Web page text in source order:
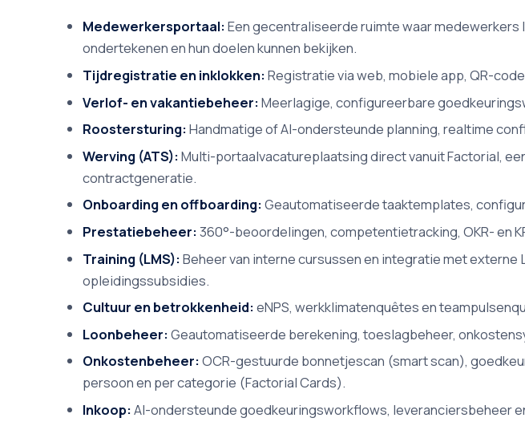
Medewerkersportaal:Een gecentraliseerde ruimte waar medewerkers
ondertekenen en hun doelen kunnen bekijken.
Tijdregistratie en inklokken:Registratie via web, mobiele app, QR-
Verlof- en vakantiebeheer:Meerlagige, configureerbare
Roostersturing:Handmatige of AI-ondersteunde planning, realtime
Werving (ATS):Multi-portaalvacatureplaatsing direct vanuit Factorial,
contractgeneratie.
Onboarding en offboarding:Geautomatiseerde taaktemplates,
Prestatiebeheer:360°-beoordelingen, competentietracking, OKR- en
Training (LMS):Beheer van interne cursussen en integratie met
opleidingssubsidies.
Cultuur en betrokkenheid:eNPS, werkklimatenquêtes en
Loonbeheer:Geautomatiseerde berekening, toeslagbeheer,
Onkostenbeheer:OCR-gestuurde bonnetjescan (smart scan),
persoon en per categorie (Factorial Cards).
Inkoop:AI-ondersteunde goedkeuringsworkflows, leveranciersbeheer